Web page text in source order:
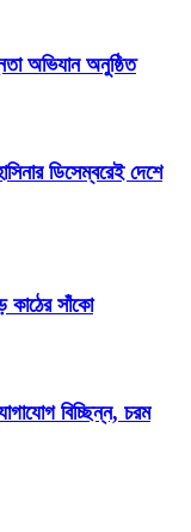
অভিযান অনুষ্ঠিত
ডিসেম্বরেই দেশে
কাঠের সাঁকো
বিচ্ছিন্ন, চরম